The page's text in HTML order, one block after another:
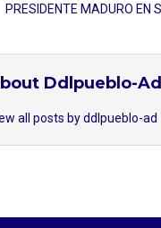
PRESIDENTE MADURO EN
Ddlpueblo-Ad
all posts by ddlpueblo-ad